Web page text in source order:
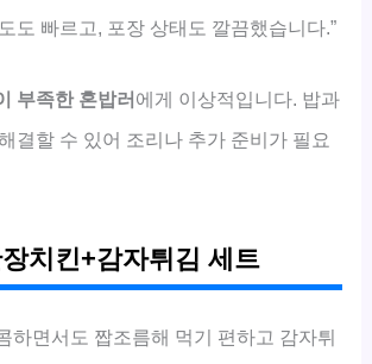
도 빠르고, 포장 상태도 깔끔했습니다.”
부족한 혼밥러에게 이상적입니다. 밥과
결할 수 있어 조리나 추가 준비가 필요
치킨+감자튀김 세트
하면서도 짭조름해 먹기 편하고 감자튀